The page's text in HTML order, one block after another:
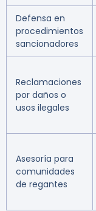
Defensa en
procedimientos
sancionadores
Reclamaciones
por daños o
usos ilegales
Asesoría para
comunidades
de regantes